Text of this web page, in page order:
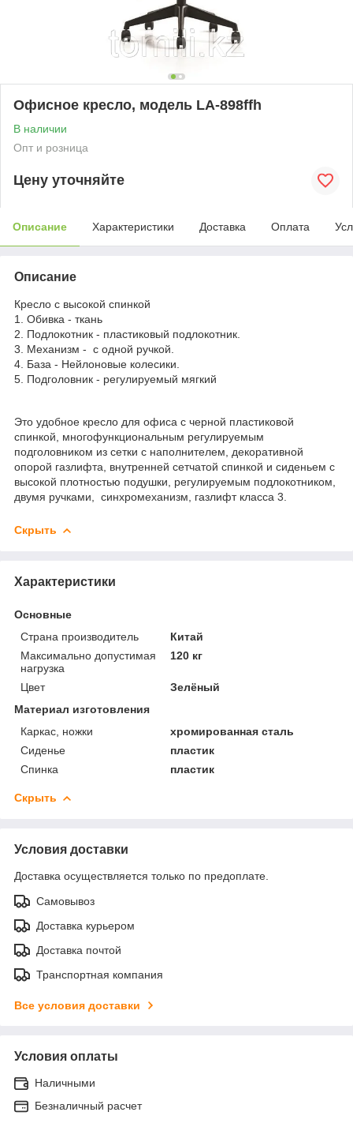
Офисное кресло, модель LA-898ffh
В наличии
Опт и розница
Цену уточняйте
Описание Характеристики Доставка Оплата
Описание
Кресло с высокой спинкой
1. Обивка - ткань
2. Подлокотник - пластиковый подлокотник.
3. Механизм - с одной ручкой.
4. База - Нейлоновые колесики.
5. Подголовник - регулируемый мягкий
Это удобное кресло для офиса с черной пластиковой
спинкой, многофункциональным регулируемым
подголовником из сетки с наполнителем, декоративной
опорой газлифта, внутренней сетчатой спинкой и сиденьем с
высокой плотностью подушки, регулируемым подлокотником,
двумя ручками, синхромеханизм, газлифт класса 3.
Скрыть
Характеристики
Основные
Страна производитель
Китай
Максимально допустимая
нагрузка
120 кг
Цвет
Зелёный
Материал изготовления
Каркас, ножки
хромированная сталь
Сиденье
пластик
Спинка
пластик
Скрыть
Условия доставки
Доставка осуществляется только по предоплате.
Самовывоз
Доставка курьером
Доставка почтой
Транспортная компания
Все условия доставки
Условия оплаты
Наличными
Безналичный расчет